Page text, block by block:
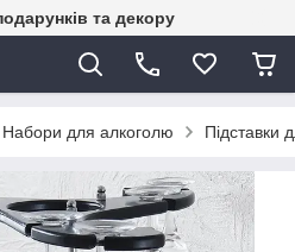
та декору
Набори для алкоголю Підставки